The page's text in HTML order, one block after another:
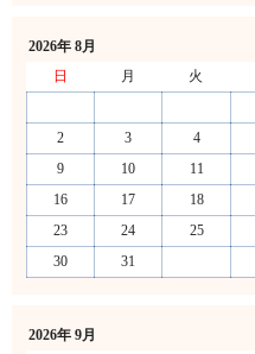
2026年 8月
日
月 火
2
3 4
9
10 11
16
17 18
23
24 25
30
31
2026年 9月